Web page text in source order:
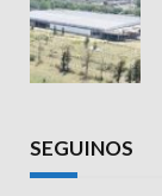
SEGUINOS